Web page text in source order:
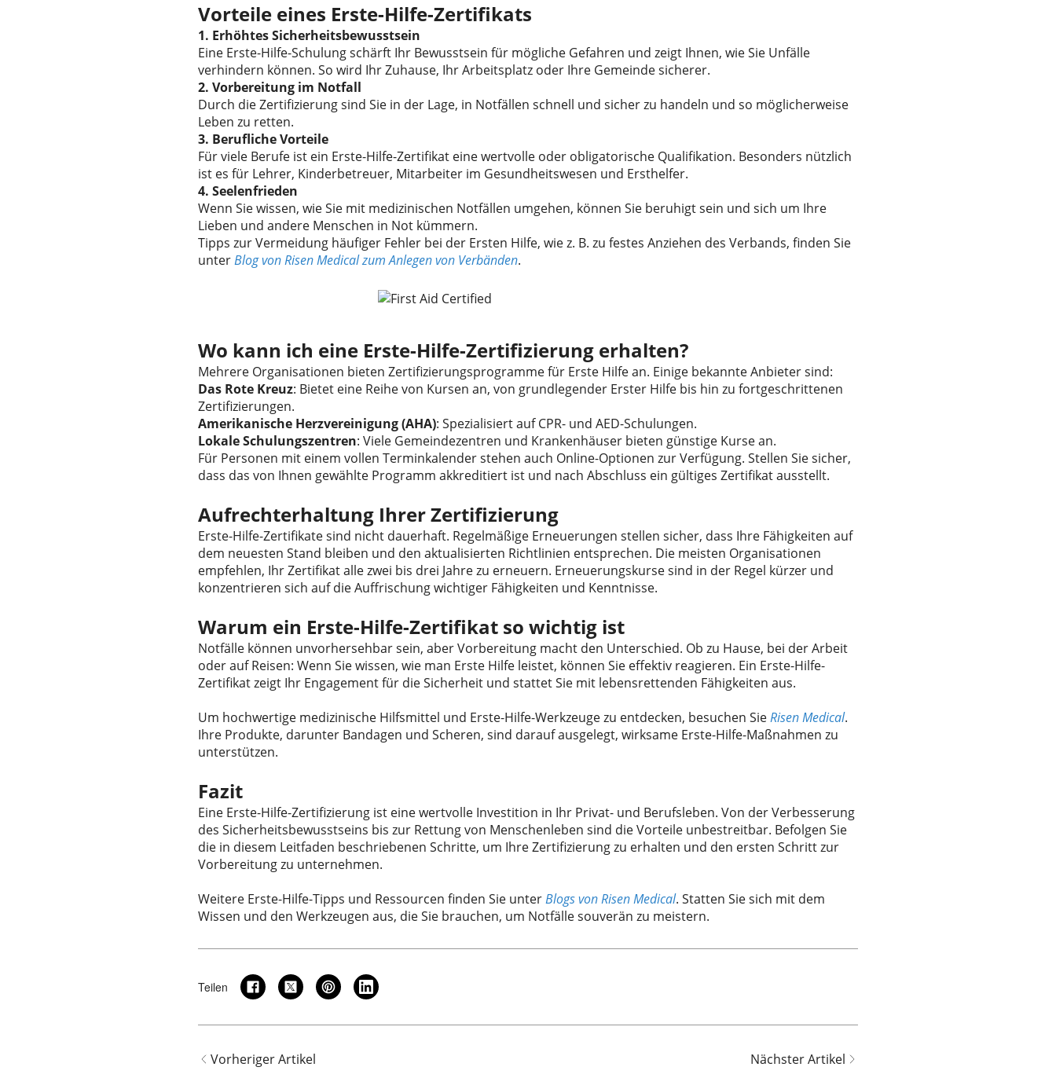
Vorteile eines Erste-Hilfe-Zertifikats
1. Erhöhtes Sicherheitsbewusstsein
Eine Erste-Hilfe-Schulung schärft Ihr Bewusstsein für mögliche Gefahren und zeigt Ihnen, wie Sie Unfälle
verhindern können. So wird Ihr Zuhause, Ihr Arbeitsplatz oder Ihre Gemeinde sicherer.
2. Vorbereitung im Notfall
Durch die Zertifizierung sind Sie in der Lage, in Notfällen schnell und sicher zu handeln und so möglicherweise
Leben zu retten.
3. Berufliche Vorteile
Für viele Berufe ist ein Erste-Hilfe-Zertifikat eine wertvolle oder obligatorische Qualifikation. Besonders nützlich
ist es für Lehrer, Kinderbetreuer, Mitarbeiter im Gesundheitswesen und Ersthelfer.
4. Seelenfrieden
Wenn Sie wissen, wie Sie mit medizinischen Notfällen umgehen, können Sie beruhigt sein und sich um Ihre
Lieben und andere Menschen in Not kümmern.
Tipps zur Vermeidung häufiger Fehler bei der Ersten Hilfe, wie z. B. zu festes Anziehen des Verbands, finden Sie
unterBlog von Risen Medical zum Anlegen von Verbänden.
Wo kann ich eine Erste-Hilfe-Zertifizierung erhalten?
Mehrere Organisationen bieten Zertifizierungsprogramme für Erste Hilfe an. Einige bekannte Anbieter sind:
Das Rote Kreuz: Bietet eine Reihe von Kursen an, von grundlegender Erster Hilfe bis hin zu fortgeschrittenen
Zertifizierungen.
Amerikanische Herzvereinigung (AHA): Spezialisiert auf CPR- und AED-Schulungen.
Lokale Schulungszentren: Viele Gemeindezentren und Krankenhäuser bieten günstige Kurse an.
Für Personen mit einem vollen Terminkalender stehen auch Online-Optionen zur Verfügung. Stellen Sie sicher,
dass das von Ihnen gewählte Programm akkreditiert ist und nach Abschluss ein gültiges Zertifikat ausstellt.
Aufrechterhaltung Ihrer Zertifizierung
Erste-Hilfe-Zertifikate sind nicht dauerhaft. Regelmäßige Erneuerungen stellen sicher, dass Ihre Fähigkeiten auf
dem neuesten Stand bleiben und den aktualisierten Richtlinien entsprechen. Die meisten Organisationen
empfehlen, Ihr Zertifikat alle zwei bis drei Jahre zu erneuern. Erneuerungskurse sind in der Regel kürzer und
konzentrieren sich auf die Auffrischung wichtiger Fähigkeiten und Kenntnisse.
Warum ein Erste-Hilfe-Zertifikat so wichtig ist
Notfälle können unvorhersehbar sein, aber Vorbereitung macht den Unterschied. Ob zu Hause, bei der Arbeit
oder auf Reisen: Wenn Sie wissen, wie man Erste Hilfe leistet, können Sie effektiv reagieren. Ein Erste-Hilfe-
Zertifikat zeigt Ihr Engagement für die Sicherheit und stattet Sie mit lebensrettenden Fähigkeiten aus.
Um hochwertige medizinische Hilfsmittel und Erste-Hilfe-Werkzeuge zu entdecken, besuchen SieRisen Medical.
Ihre Produkte, darunter Bandagen und Scheren, sind darauf ausgelegt, wirksame Erste-Hilfe-Maßnahmen zu
unterstützen.
Fazit
Eine Erste-Hilfe-Zertifizierung ist eine wertvolle Investition in Ihr Privat- und Berufsleben. Von der Verbesserung
des Sicherheitsbewusstseins bis zur Rettung von Menschenleben sind die Vorteile unbestreitbar. Befolgen Sie
die in diesem Leitfaden beschriebenen Schritte, um Ihre Zertifizierung zu erhalten und den ersten Schritt zur
Vorbereitung zu unternehmen.
Weitere Erste-Hilfe-Tipps und Ressourcen finden Sie unterBlogs von Risen Medical. Statten Sie sich mit dem
Wissen und den Werkzeugen aus, die Sie brauchen, um Notfälle souverän zu meistern.
Teilen
Vorheriger Artikel Nächster Artikel